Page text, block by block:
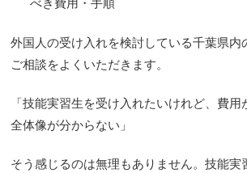
外国人の受け入れを検討している千葉県内
ご相談をよくいただきます。
「技能実習生を受け入れたいけれど、費
全体像が分からない」
そう感じるのは無理もありません。技能実